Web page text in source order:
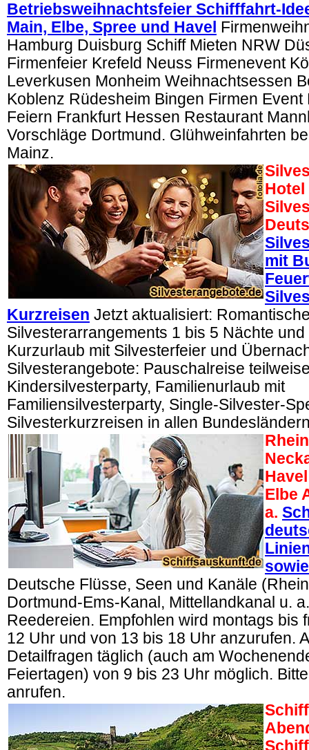
Betriebsweihnachtsfeier Schifffahrt-
Main, Elbe, Spree und Havel
Hamburg Duisburg Schiff Mieten NRW
Firmenfeier Krefeld Neuss Firmenevent
Leverkusen Monheim Weihnachtsessen
Koblenz Rüdesheim Bingen Firmen
Feiern Frankfurt Hessen Restaurant
Vorschläge Dortmund. Glühweinfahrten
Mainz.
Hotel
mit
Kurzreisen Jetzt aktualisiert:
Silvesterarrangements 1 bis 5 Nächte
Kurzurlaub mit Silvesterfeier und
Silvesterangebote: Pauschalreise
Kindersilvesterparty, Familienurlaub mit
Familiensilvesterparty, Single-Silvester-
Silvesterkurzreisen in allen
Elbe
a.
Deutsche Flüsse, Seen und Kanäle
Dortmund-Ems-Kanal, Mittellandkanal u.
Reedereien. Empfohlen wird montags bis
12 Uhr und von 13 bis 18 Uhr anzurufen.
Detailfragen täglich (auch am
Feiertagen) von 9 bis 23 Uhr möglich.
anrufen.